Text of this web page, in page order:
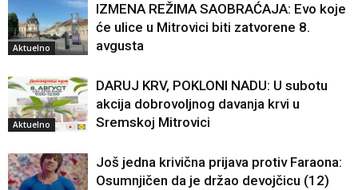
Aktuelno
IZMENA REŽIMA SAOBRAĆAJA: Evo koje
će ulice u Mitrovici biti zatvorene 8.
avgusta
Aktuelno
DARUJ KRV, POKLONI NADU: U subotu
akcija dobrovoljnog davanja krvi u
Sremskoj Mitrovici
Još jedna krivična prijava protiv Faraona:
Osumnjičen da je držao devojčicu (12)